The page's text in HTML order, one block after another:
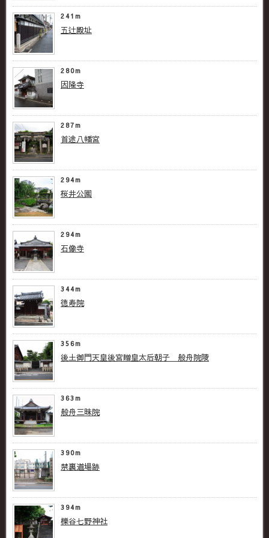
241m
五辻殿址
280m
因隆寺
287m
首途八幡宮
294m
桜井公園
294m
石像寺
344m
徳寿院
356m
後土御門天皇後宮贈皇太后朝子 般舟院陵
363m
般舟三昧院
390m
禁裏道場跡
394m
櫟谷七野神社